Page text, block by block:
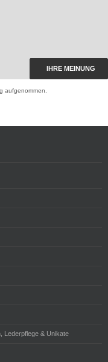
IHRE MEINUNG
aufgenommen.
Lederpflege & Unikate